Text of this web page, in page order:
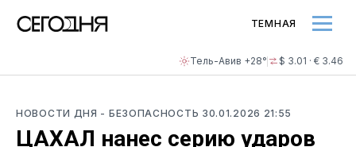
Тель-Авив +28° $ 3.01 · € 3.46
ТЕМНАЯ
НОВОСТИ ДНЯ - БЕЗОПАСНОСТЬ 30.01.2026 21:55
ЦАХАЛ нанес серию ударов